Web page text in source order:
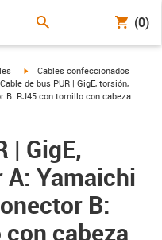
(0)
igus-icon-arrow-right
Cables confeccionados
icon-arrow-right
Cable de bus PUR | GigE, torsión,
B: RJ45 con tornillo con cabeza
| GigE,
Yamaichi
B:
cabeza